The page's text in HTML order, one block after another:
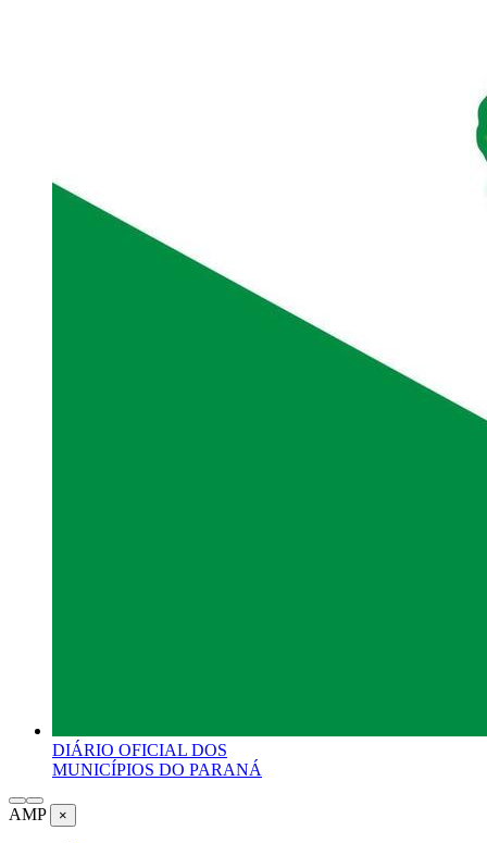
DIÁRIO OFICIAL DOS
MUNICÍPIOS DO PARANÁ
AMP ×